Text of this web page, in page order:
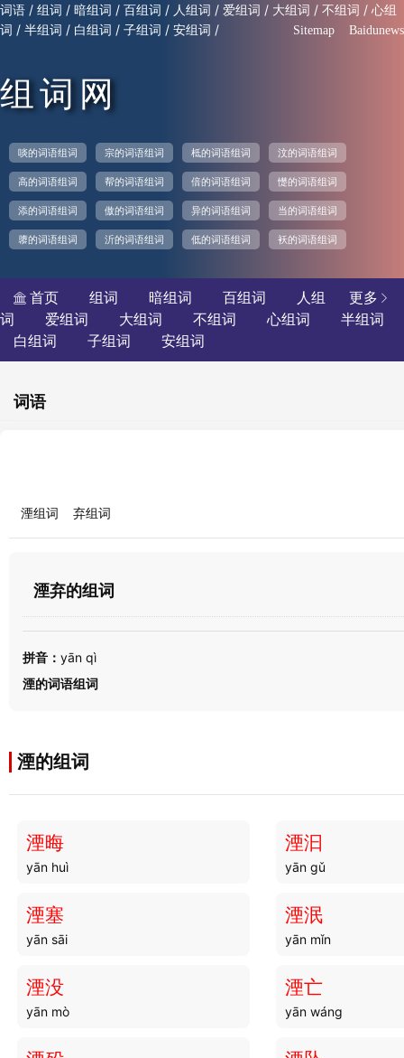
词语 / 组词 / 暗组词 / 百组词 / 人组词 / 爱组词 / 大组词 / 不组词 / 心组
词 / 半组词 / 白组词 / 子组词 / 安组词 / Sitemap Baidunews
组词网
啖的词语组词 宗的词语组词 柢的词语组词 汶的词语组词
高的词语组词 帮的词语组词 倍的词语组词 憷的词语组词
添的词语组词 傲的词语组词 异的词语组词 当的词语组词
隳的词语组词 沂的词语组词 低的词语组词 袄的词语组词
更多 
 首页 组词 暗组词 百组词
人组
词
爱组词 大组词 不组词 心组词
半组词
白组词
子组词 安组词
词语
湮组词 弃组词
湮弃的组词
拼音： yān qì
湮的词语组词
湮的组词
湮晦
yān huì
湮汩
yān gǔ
湮塞
yān sāi
湮泯
yān mǐn
湮没
yān mò
湮亡
yān wáng